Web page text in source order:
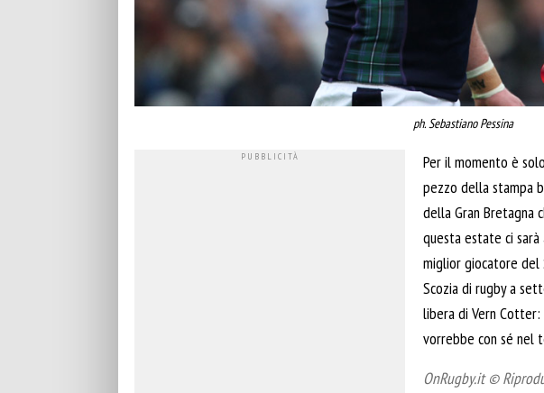
ph. Sebastiano Pessina
Per il momento è
pezzo della stampa
della Gran Bretagna
questa estate ci
miglior giocatore del
Scozia di rugby a
libera di Vern
vorrebbe con sé nel
OnRugby.it ©